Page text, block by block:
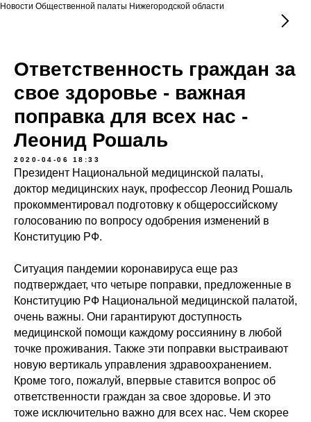
Новости Общественной палаты Нижегородской области
Ответственность граждан за
свое здоровье - важная
поправка для всех нас -
Леонид Рошаль
2020-04-06 18:33
Президент Национальной медицинской палаты,
доктор медицинских наук, профессор Леонид Рошаль
прокомментировал подготовку к общероссийскому
голосованию по вопросу одобрения изменений в
Конституцию РФ.
Ситуация пандемии коронавируса еще раз
подтверждает, что четыре поправки, предложенные в
Конституцию РФ Национальной медицинской палатой,
очень важны. Они гарантируют доступность
медицинской помощи каждому россиянину в любой
точке проживания. Также эти поправки выстраивают
новую вертикаль управления здравоохранением.
Кроме того, пожалуй, впервые ставится вопрос об
ответственности граждан за свое здоровье. И это
тоже исключительно важно для всех нас. Чем скорее